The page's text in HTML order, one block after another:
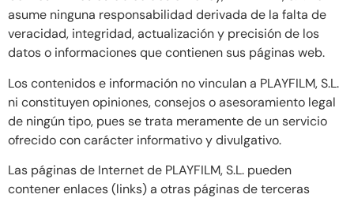
asume ninguna responsabilidad derivada de la falta de
veracidad, integridad, actualización y precisión de los
datos o informaciones que contienen sus páginas web.
Los contenidos e información no vinculan a PLAYFILM, S.L.
ni constituyen opiniones, consejos o asesoramiento legal
de ningún tipo, pues se trata meramente de un servicio
ofrecido con carácter informativo y divulgativo.
Las páginas de Internet de PLAYFILM, S.L. pueden
contener enlaces (links) a otras páginas de terceras